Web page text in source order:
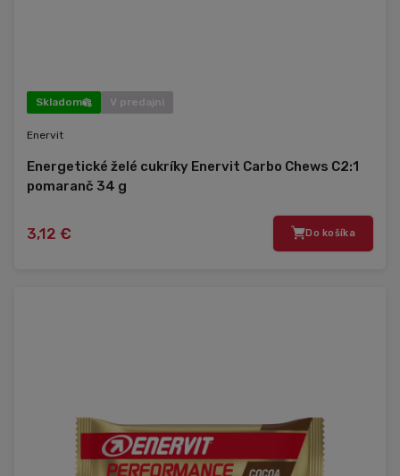
Skladom V predajni
Enervit
Energetické želé cukríky Enervit Carbo Chews C2:1
pomaranč 34 g
3,12 € Do košíka